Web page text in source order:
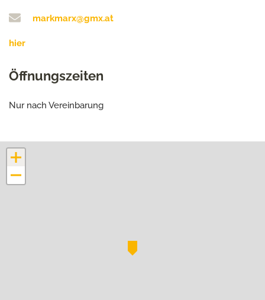
markmarx@gmx.at
hier
Öffnungszeiten
Nur nach Vereinbarung
+
−